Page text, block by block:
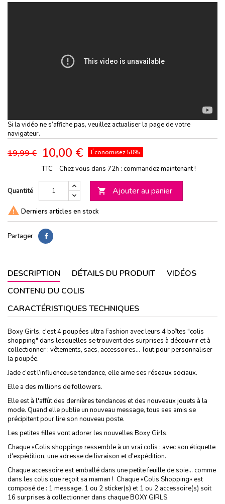
Si la vidéo ne s’affiche pas, veuillez actualiser la page de votre
navigateur.
19,99 € 10,00 € Économisez 50%
TTC Chez vous dans 72h : commandez maintenant !
Quantité  Ajouter au panier
 Derniers articles en stock
Partager
DESCRIPTION DÉTAILS DU PRODUIT
VIDÉOS
CONTENU DU COLIS
CARACTÉRISTIQUES TECHNIQUES
Boxy Girls, c'est 4 poupées ultra Fashion avec leurs 4 boîtes "colis
shopping" dans lesquelles se trouvent des surprises à découvrir et à
collectionner : vêtements, sacs, accessoires... Tout pour personnaliser
la poupée.
Jade c’est l’influenceuse tendance, elle aime ses réseaux sociaux.
Elle a des millions de followers.
Elle est à l'affût des dernières tendances et des nouveaux jouets à la
mode. Quand elle publie un nouveau message, tous ses amis se
précipitent pour lire son nouveau poste.
Les petites filles vont adorer les nouvelles Boxy Girls.
Chaque «Colis shopping» ressemble à un vrai colis : avec son étiquette
d'expédition, une adresse de livraison et d'expédition.
Chaque accessoire est emballé dans une petite feuille de soie... comme
dans les colis que reçoit sa maman ! Chaque «Colis Shopping» est
composé de : 1 message, 1 ou 2 sticker(s) et 1 ou 2 accessoire(s) soit
16 surprises à collectionner dans chaque BOXY GIRLS.